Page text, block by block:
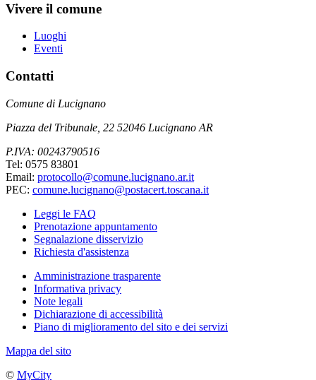
Vivere il comune
Luoghi
Eventi
Contatti
Comune di Lucignano
Piazza del Tribunale, 22 52046 Lucignano AR
P.IVA: 00243790516
Tel: 0575 83801
Email: protocollo@comune.lucignano.ar.it
PEC: comune.lucignano@postacert.toscana.it
Leggi le FAQ
Prenotazione appuntamento
Segnalazione disservizio
Richiesta d'assistenza
Amministrazione trasparente
Informativa privacy
Note legali
Dichiarazione di accessibilità
Piano di miglioramento del sito e dei servizi
Mappa del sito
© MyCity